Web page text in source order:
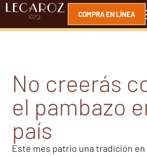
COMPRA EN LÍNEA
No creerás
el pambazo
país
Este mes patrio una tradición